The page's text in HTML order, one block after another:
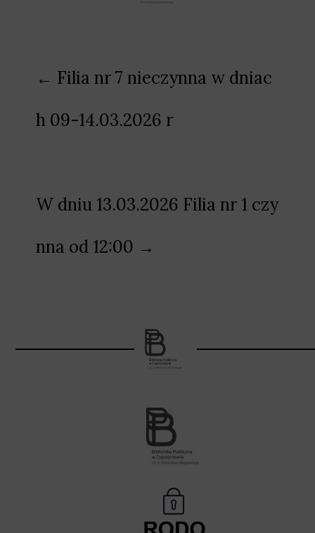
← Filia nr 7 nieczynna w dniac
h 09-14.03.2026 r
W dniu 13.03.2026 Filia nr 1 czy
nna od 12:00 →